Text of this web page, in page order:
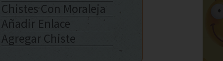
Chistes Con Moraleja
Añadir Enlace
Agregar Chiste